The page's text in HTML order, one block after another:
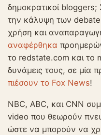
δημοκρατικοί
την κάλυψη των debate
χρήση και
αναφέρθηκα
το redstate.com και το
δυνάμεις τους, σε μία
πιέσουν το Fox News!
NBC, ABC, και CNN
video που θεωρούν
ώστε να μπορούν να